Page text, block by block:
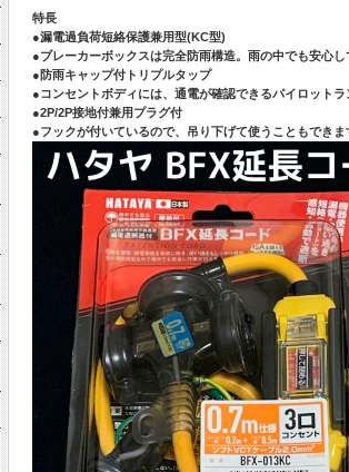
特長
●漏電過負荷短絡保護兼用型(KC型)
●ブレーカーボックスは完全防雨構造。雨の中でも安心し
●防雨キャップ付トリプルタップ
●コンセントボディには、通電が確認できるパイロットラ
●2P/2P接地付兼用プラグ付
●フックが付いているので、吊り下げて使うこともできま